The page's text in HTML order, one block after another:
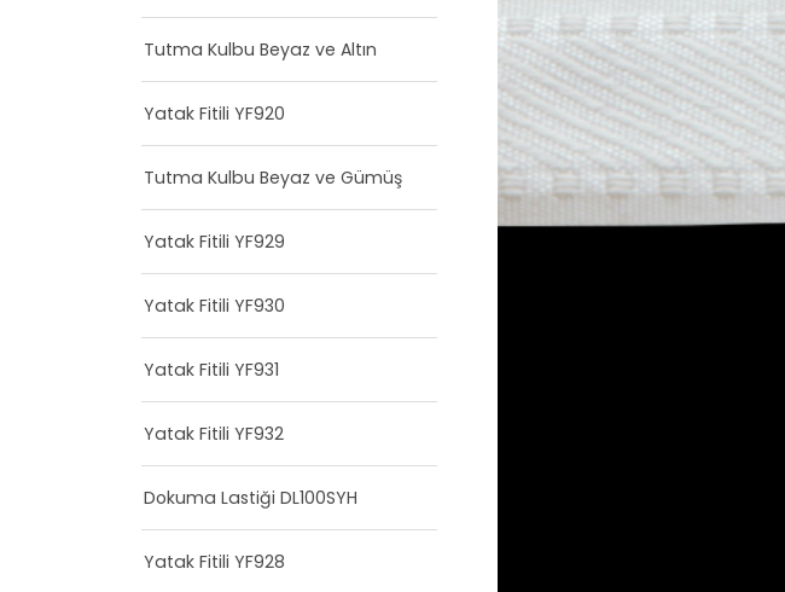
Tutma Kulbu Beyaz ve Altın
Yatak Fitili YF920
Tutma Kulbu Beyaz ve Gümüş
Yatak Fitili YF929
Yatak Fitili YF930
Yatak Fitili YF931
Yatak Fitili YF932
Dokuma Lastiği DL100SYH
Yatak Fitili YF928